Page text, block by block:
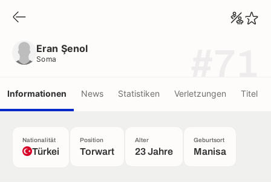
Eran Şenol
Soma
Informationen News Statistiken Verletzungen Titel
Nationalität
Türkei
Position
Torwart
Alter
23 Jahre
Geburtsort
Manisa